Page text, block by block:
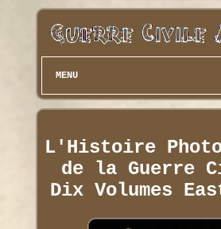
MENU
L'Histoire
de la Guerre
Dix Volumes